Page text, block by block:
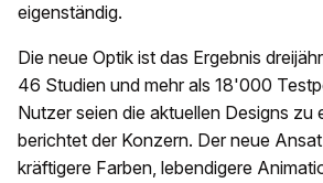
eigenständig.
Die neue Optik ist das Ergebnis
46 Studien und mehr als 18'000
Nutzer seien die aktuellen Designs zu
berichtet der Konzern. Der neue
kräftigere Farben, lebendigere